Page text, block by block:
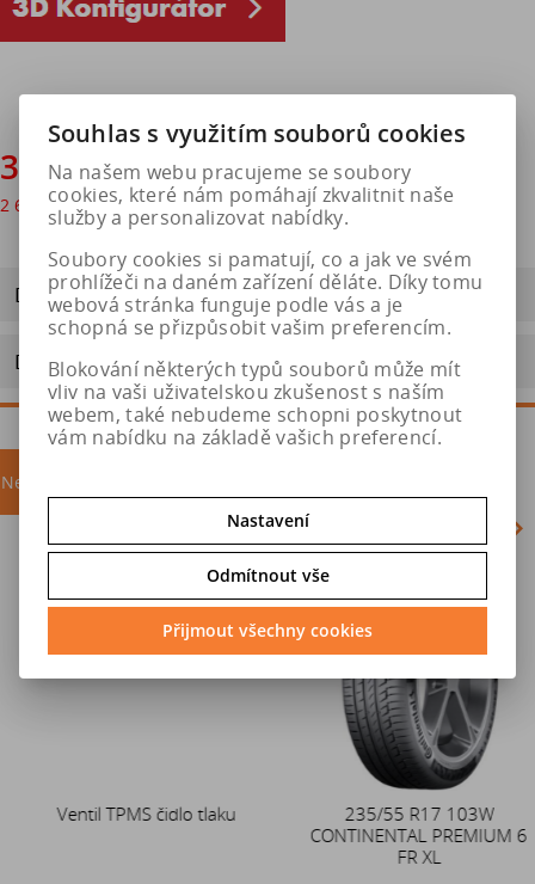
3 243 Kč
2 680 Kčbez DPH
Dotaz na výrobek
Doporučit výrobek
Nejprodávanější
Ventil TPMS čidlo tlaku
235/55 R17 103W
CONTINENTAL PREMIUM 6
FR XL
Akce
Duše 12x4 (4.00-4) kovový
zahnutý ventil TR87
Souhlas s využitím souborů cookies
Na našem webu pracujeme se soubory
cookies, které nám pomáhají zkvalitnit naše
služby a personalizovat nabídky.
Soubory cookies si pamatují, co a jak ve svém
prohlížeči na daném zařízení děláte. Díky tomu
webová stránka funguje podle vás a je
schopná se přizpůsobit vašim preferencím.
Blokování některých typů souborů může mít
vliv na vaši uživatelskou zkušenost s naším
webem, také nebudeme schopni poskytnout
vám nabídku na základě vašich preferencí.
Nastavení
Odmítnout vše
Přijmout všechny cookies